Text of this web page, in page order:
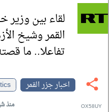
لقاء بين وزير
القمر وشيخ
تفاعلا.. ما
اخبار جزر القمر
منذ OX58UY